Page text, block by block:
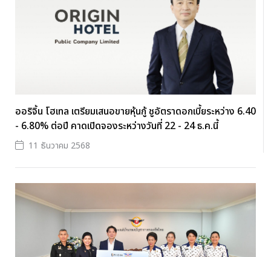
ออริจิ้น โฮเทล เตรียมเสนอขายหุ้นกู้ ชูอัตราดอกเบี้ยระหว่าง 6.40
- 6.80% ต่อปี คาดเปิดจองระหว่างวันที่ 22 - 24 ธ.ค.นี้
11 ธันวาคม 2568